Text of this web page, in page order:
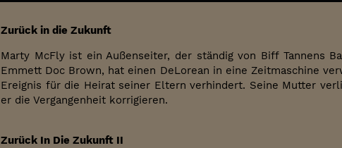
Zurück in die Zukunft
Marty McFly ist ein Außenseiter, der ständig von Biff Tannens
Emmett Doc Brown, hat einen DeLorean in eine Zeitmaschine
Ereignis für die Heirat seiner Eltern verhindert. Seine Mutter
er die Vergangenheit korrigieren.
Zurück In Die Zukunft II